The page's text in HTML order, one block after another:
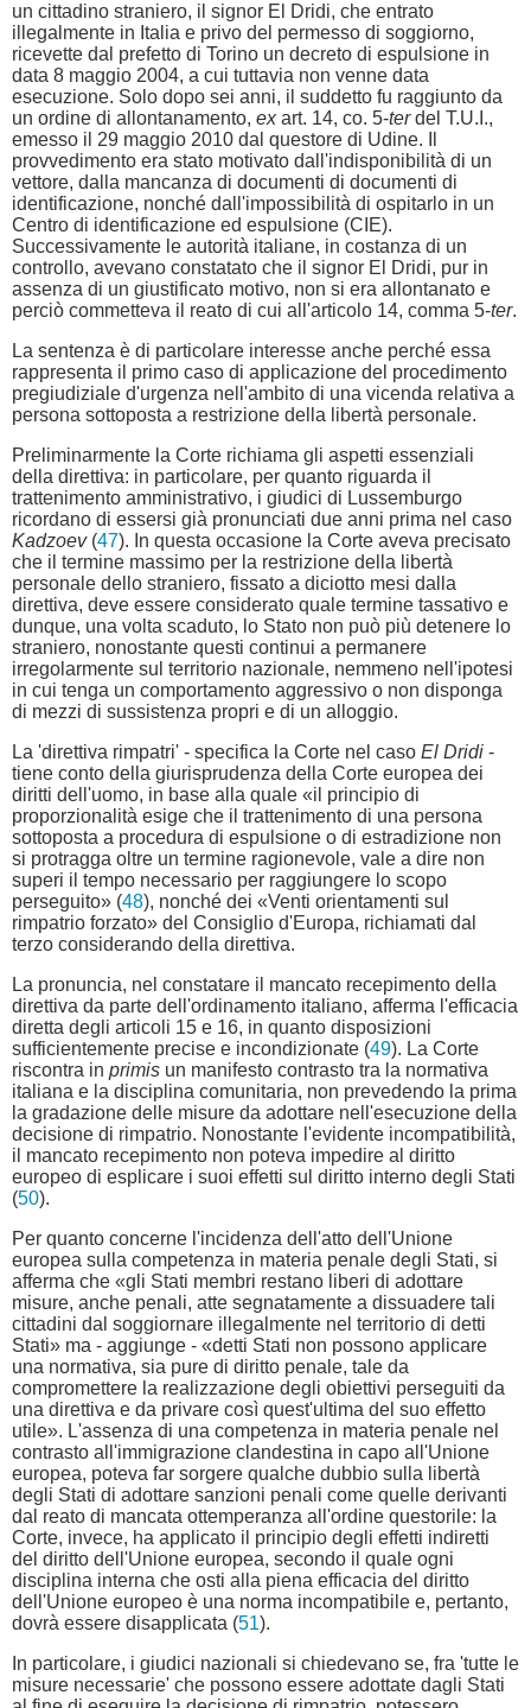
un cittadino straniero, il signor El Dridi, che entrato
illegalmente in Italia e privo del permesso di soggiorno,
ricevette dal prefetto di Torino un decreto di espulsione in
data 8 maggio 2004, a cui tuttavia non venne data
esecuzione. Solo dopo sei anni, il suddetto fu raggiunto da
un ordine di allontanamento, exart. 14, co. 5-terdel T.U.I.,
emesso il 29 maggio 2010 dal questore di Udine. Il
provvedimento era stato motivato dall'indisponibilità di un
vettore, dalla mancanza di documenti di documenti di
identificazione, nonché dall'impossibilità di ospitarlo in un
Centro di identificazione ed espulsione (CIE).
Successivamente le autorità italiane, in costanza di un
controllo, avevano constatato che il signor El Dridi, pur in
assenza di un giustificato motivo, non si era allontanato e
perciò commetteva il reato di cui all'articolo 14, comma 5-ter.
La sentenza è di particolare interesse anche perché essa
rappresenta il primo caso di applicazione del procedimento
pregiudiziale d'urgenza nell'ambito di una vicenda relativa a
persona sottoposta a restrizione della libertà personale.
Preliminarmente la Corte richiama gli aspetti essenziali
della direttiva: in particolare, per quanto riguarda il
trattenimento amministrativo, i giudici di Lussemburgo
ricordano di essersi già pronunciati due anni prima nel caso
Kadzoev(47). In questa occasione la Corte aveva precisato
che il termine massimo per la restrizione della libertà
personale dello straniero, fissato a diciotto mesi dalla
direttiva, deve essere considerato quale termine tassativo e
dunque, una volta scaduto, lo Stato non può più detenere lo
straniero, nonostante questi continui a permanere
irregolarmente sul territorio nazionale, nemmeno nell'ipotesi
in cui tenga un comportamento aggressivo o non disponga
di mezzi di sussistenza propri e di un alloggio.
La 'direttiva rimpatri' - specifica la Corte nel caso El Dridi -
tiene conto della giurisprudenza della Corte europea dei
diritti dell'uomo, in base alla quale «il principio di
proporzionalità esige che il trattenimento di una persona
sottoposta a procedura di espulsione o di estradizione non
si protragga oltre un termine ragionevole, vale a dire non
superi il tempo necessario per raggiungere lo scopo
perseguito» (48), nonché dei «Venti orientamenti sul
rimpatrio forzato» del Consiglio d'Europa, richiamati dal
terzo considerando della direttiva.
La pronuncia, nel constatare il mancato recepimento della
direttiva da parte dell'ordinamento italiano, afferma l'efficacia
diretta degli articoli 15 e 16, in quanto disposizioni
sufficientemente precise e incondizionate (49). La Corte
riscontra in primis un manifesto contrasto tra la normativa
italiana e la disciplina comunitaria, non prevedendo la prima
la gradazione delle misure da adottare nell'esecuzione della
decisione di rimpatrio. Nonostante l'evidente incompatibilità,
il mancato recepimento non poteva impedire al diritto
europeo di esplicare i suoi effetti sul diritto interno degli Stati
(50).
Per quanto concerne l'incidenza dell'atto dell'Unione
europea sulla competenza in materia penale degli Stati, si
afferma che «gli Stati membri restano liberi di adottare
misure, anche penali, atte segnatamente a dissuadere tali
cittadini dal soggiornare illegalmente nel territorio di detti
Stati» ma - aggiunge - «detti Stati non possono applicare
una normativa, sia pure di diritto penale, tale da
compromettere la realizzazione degli obiettivi perseguiti da
una direttiva e da privare così quest'ultima del suo effetto
utile». L'assenza di una competenza in materia penale nel
contrasto all'immigrazione clandestina in capo all'Unione
europea, poteva far sorgere qualche dubbio sulla libertà
degli Stati di adottare sanzioni penali come quelle derivanti
dal reato di mancata ottemperanza all'ordine questorile: la
Corte, invece, ha applicato il principio degli effetti indiretti
del diritto dell'Unione europea, secondo il quale ogni
disciplina interna che osti alla piena efficacia del diritto
dell'Unione europeo è una norma incompatibile e, pertanto,
dovrà essere disapplicata (51).
In particolare, i giudici nazionali si chiedevano se, fra 'tutte le
misure necessarie' che possono essere adottate dagli Stati